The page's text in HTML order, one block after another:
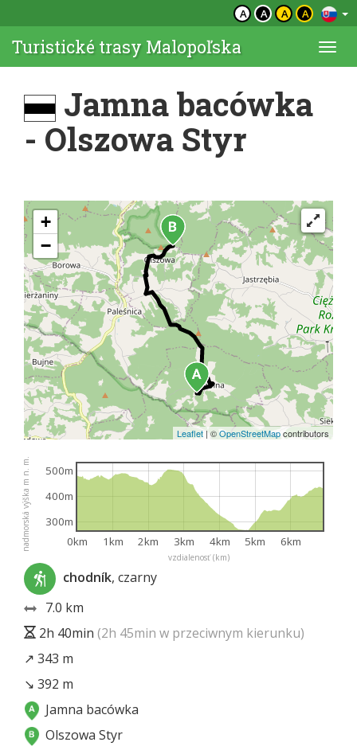
A A A A
Turistické trasy Malopoľska
Jamna bacówka
- Olszowa Styr
+
−
Leaflet | ©OpenStreetMapcontributors
vzdialenosť (km)
nadmorská výška m n. m. 0km 1km 2km 3km 4km 5km 6km
300m
400m
500m
chodník, czarny
7.0 km
2h 40min (2h 45min w przeciwnym kierunku)
↗ 343 m
↘ 392 m
Jamna bacówka
Olszowa Styr